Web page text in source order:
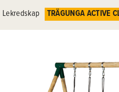
Lekredskap TRÄGUNGA ACTIVE